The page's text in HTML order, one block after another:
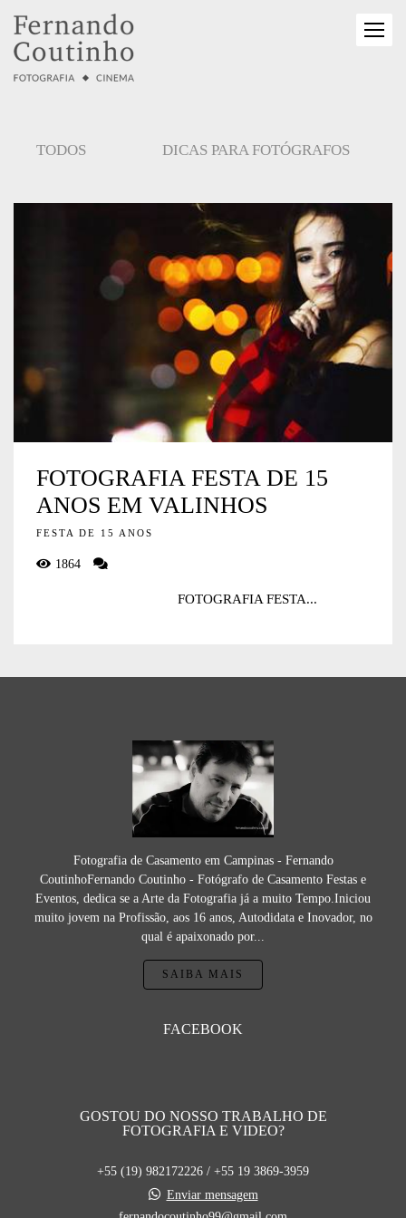
TODOS DICAS PARA FOTÓGRAFOS
FOTOGRAFIA FESTA DE 15
ANOS EM VALINHOS
FESTA DE 15 ANOS
1864
FOTOGRAFIA FESTA...
Fotografia de Casamento em Campinas - Fernando
CoutinhoFernando Coutinho - Fotógrafo de Casamento Festas e
Eventos, dedica se a Arte da Fotografia já a muito Tempo.Iniciou
muito jovem na Profissão, aos 16 anos, Autodidata e Inovador, no
qual é apaixonado por...
SAIBA MAIS
FACEBOOK
GOSTOU DO NOSSO TRABALHO DE
FOTOGRAFIA E VIDEO?
+55 (19) 982172226 / +55 19 3869-3959
Enviar mensagem